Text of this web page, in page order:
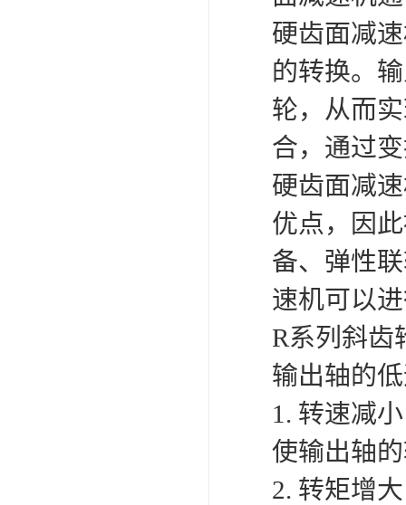
硬齿面减
的转换。
轮，从而
合，通过
硬齿面减
优点，因
备、弹性
速机可以
R系列斜齿
输出轴的
1. 转速减
使输出轴
2. 转矩增